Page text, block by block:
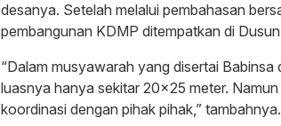
desanya. Setelah melalui pembahasan
pembangunan KDMP ditempatkan di
“Dalam musyawarah yang disertai
luasnya hanya sekitar 20×25 meter.
koordinasi dengan pihak pihak,” tambahnya.